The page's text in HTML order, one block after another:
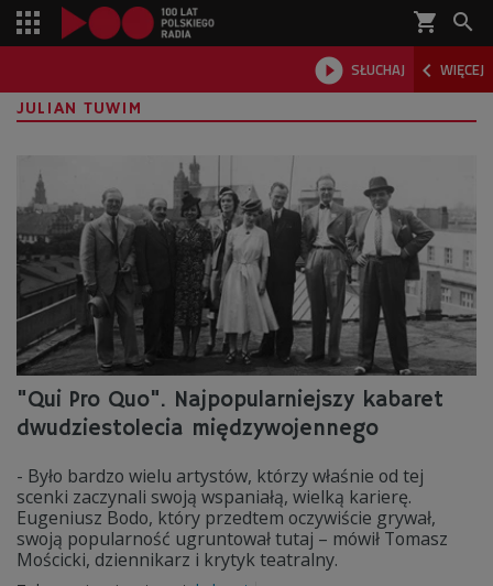
shopping_cart 
 SŁUCHAJ  WIĘCEJ

JULIAN TUWIM
"Qui Pro Quo". Najpopularniejszy kabaret
dwudziestolecia międzywojennego
- Było bardzo wielu artystów, którzy właśnie od tej
scenki zaczynali swoją wspaniałą, wielką karierę.
Eugeniusz Bodo, który przedtem oczywiście grywał,
swoją popularność ugruntował tutaj – mówił Tomasz
Mościcki, dziennikarz i krytyk teatralny.